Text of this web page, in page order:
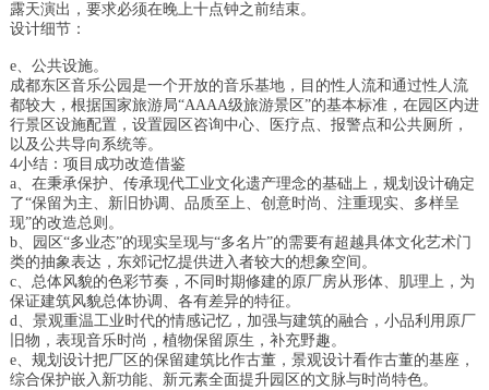
露天演出，要求必须在晚上十点钟之前结束。
设计细节：
e、公共设施。
成都东区音乐公园是一个开放的音乐基地，目的性人流和通过性人流
都较大，根据国家旅游局“AAAA级旅游景区”的基本标准，在园区内进
行景区设施配置，设置园区咨询中心、医疗点、报警点和公共厕所，
以及公共导向系统等。
4小结：项目成功改造借鉴
a、在秉承保护、传承现代工业文化遗产理念的基础上，规划设计确定
了“保留为主、新旧协调、品质至上、创意时尚、注重现实、多样呈
现”的改造总则。
b、园区“多业态”的现实呈现与“多名片”的需要有超越具体文化艺术门
类的抽象表达，东郊记忆提供进入者较大的想象空间。
c、总体风貌的色彩节奏，不同时期修建的原厂房从形体、肌理上，为
保证建筑风貌总体协调、各有差异的特征。
d、景观重温工业时代的情感记忆，加强与建筑的融合，小品利用原厂
旧物，表现音乐时尚，植物保留原生，补充野趣。
e、规划设计把厂区的保留建筑比作古董，景观设计看作古董的基座，
综合保护嵌入新功能、新元素全面提升园区的文脉与时尚特色。